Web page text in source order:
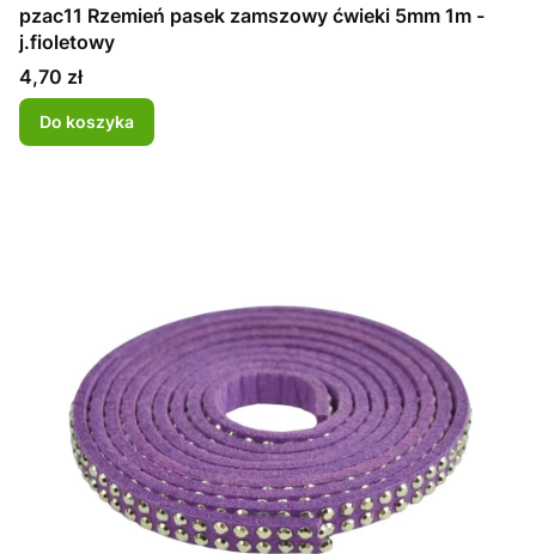
pzac11 Rzemień pasek zamszowy ćwieki 5mm 1m -
j.fioletowy
Cena
4,70 zł
Do koszyka